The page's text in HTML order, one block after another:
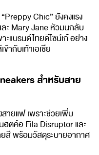
Chic” ยังคงแรง
ละ Mary Jane หัวมนกลับ
ะแบรนด์ไทยดีไซน์เก๋ อย่าง
ากับเท้าเอเชีย
สำหรับสาย
ายแฟ เพราะช่วยเพิ่ม
ฮิตคือ Fila Disruptor และ
สี พร้อมวัสดุระบายอากาศ